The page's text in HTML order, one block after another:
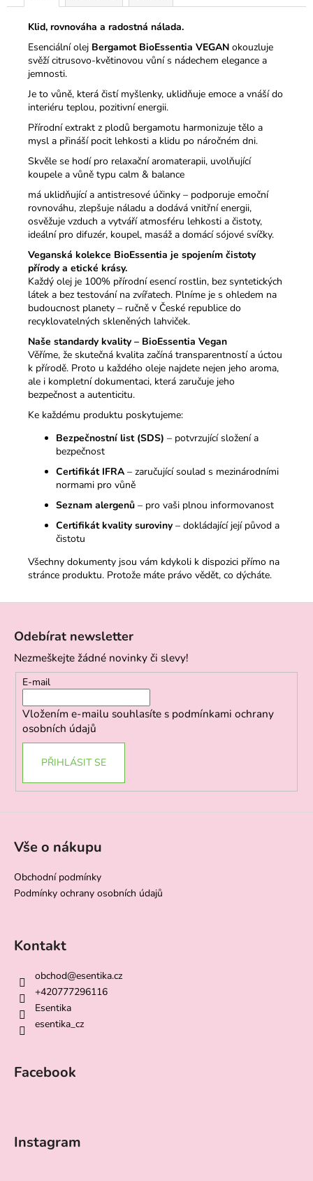
Klid, rovnováha a radostná nálada.
Esenciální olej Bergamot BioEssentia VEGAN okouzluje
svěží citrusovo-květinovou vůní s nádechem elegance a
jemnosti.
Je to vůně, která čistí myšlenky, uklidňuje emoce a vnáší do
interiéru teplou, pozitivní energii.
Přírodní extrakt z plodů bergamotu harmonizuje tělo a
mysl a přináší pocit lehkosti a klidu po náročném dni.
Skvěle se hodí pro relaxační aromaterapii, uvolňující
koupele a vůně typu calm & balance
má uklidňující a antistresové účinky – podporuje emoční
rovnováhu, zlepšuje náladu a dodává vnitřní energii,
osvěžuje vzduch a vytváří atmosféru lehkosti a čistoty,
ideální pro difuzér, koupel, masáž a domácí sójové svíčky.
Veganská kolekce BioEssentia je spojením čistoty
přírody a etické krásy.
Každý olej je 100% přírodní esencí rostlin, bez syntetických
látek a bez testování na zvířatech. Plníme je s ohledem na
budoucnost planety – ručně v České republice do
recyklovatelných skleněných lahviček.
Naše standardy kvality – BioEssentia Vegan
Věříme, že skutečná kvalita začíná transparentností a úctou
k přírodě. Proto u každého oleje najdete nejen jeho aroma,
ale i kompletní dokumentaci, která zaručuje jeho
bezpečnost a autenticitu.
Ke každému produktu poskytujeme:
Bezpečnostní list (SDS) – potvrzující složení a
bezpečnost
Certifikát IFRA – zaručující soulad s mezinárodními
normami pro vůně
Seznam alergenů – pro vaši plnou informovanost
Certifikát kvality suroviny – dokládající její původ a
čistotu
Všechny dokumenty jsou vám kdykoli k dispozici přímo na
stránce produktu. Protože máte právo vědět, co dýcháte.
Odebírat newsletter
Nezmeškejte žádné novinky či slevy!
E-mail
Vložením e-mailu souhlasíte s podmínkami ochrany
osobních údajů
PŘIHLÁSIT SE
Vše o nákupu
Obchodní podmínky
Podmínky ochrany osobních údajů
Kontakt
obchod@esentika.cz
+420777296116
Esentika
esentika_cz
Facebook
Instagram